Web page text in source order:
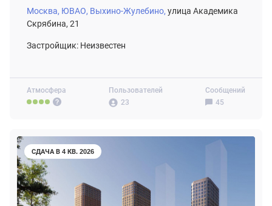
Атмосфера
Пользователей
23
Сообщений
45
Москва, ЮВАО, Выхино-Жулебино, улица Академика
Скрябина, 21
Застройщик: Неизвестен
СДАЧА В 4 КВ. 2026